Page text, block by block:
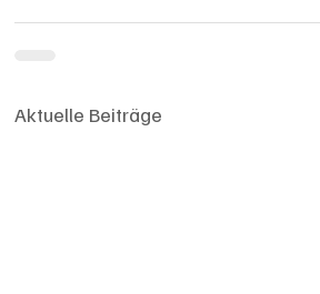
Aktuelle Beiträge